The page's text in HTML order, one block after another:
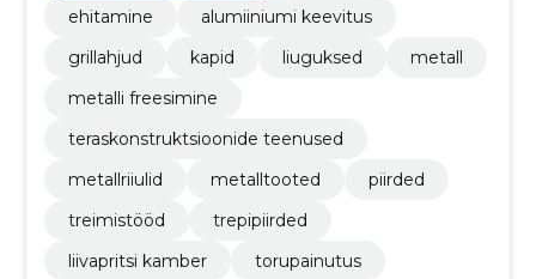
ehitamine
alumiiniumi keevitus
grillahjud
kapid liuguksed
metall
metalli freesimine
teraskonstruktsioonide teenused
metallriiulid
metalltooted
piirded
treimistööd
trepipiirded
liivapritsi kamber
torupainutus